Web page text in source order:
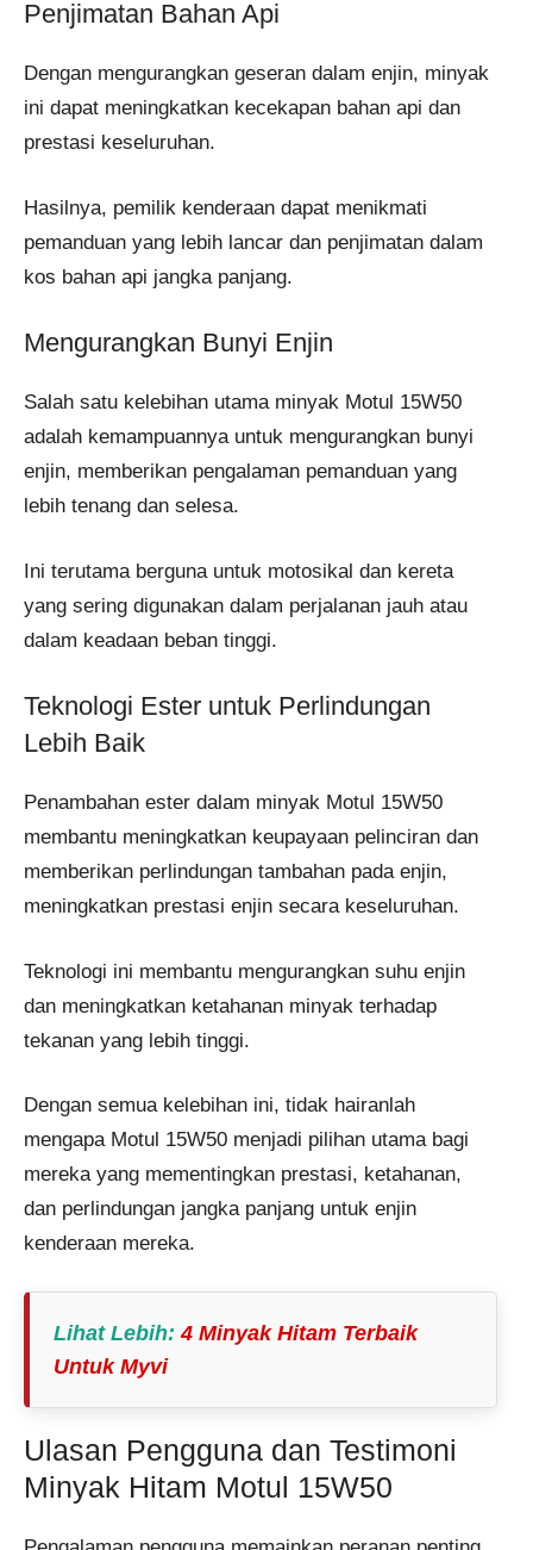
Penjimatan Bahan Api
Dengan mengurangkan geseran dalam enjin, minyak
ini dapat meningkatkan kecekapan bahan api dan
prestasi keseluruhan.
Hasilnya, pemilik kenderaan dapat menikmati
pemanduan yang lebih lancar dan penjimatan dalam
kos bahan api jangka panjang.
Mengurangkan Bunyi Enjin
Salah satu kelebihan utama minyak Motul 15W50
adalah kemampuannya untuk mengurangkan bunyi
enjin, memberikan pengalaman pemanduan yang
lebih tenang dan selesa.
Ini terutama berguna untuk motosikal dan kereta
yang sering digunakan dalam perjalanan jauh atau
dalam keadaan beban tinggi.
Teknologi Ester untuk Perlindungan
Lebih Baik
Penambahan ester dalam minyak Motul 15W50
membantu meningkatkan keupayaan pelinciran dan
memberikan perlindungan tambahan pada enjin,
meningkatkan prestasi enjin secara keseluruhan.
Teknologi ini membantu mengurangkan suhu enjin
dan meningkatkan ketahanan minyak terhadap
tekanan yang lebih tinggi.
Dengan semua kelebihan ini, tidak hairanlah
mengapa Motul 15W50 menjadi pilihan utama bagi
mereka yang mementingkan prestasi, ketahanan,
dan perlindungan jangka panjang untuk enjin
kenderaan mereka.
Lihat Lebih: 4 Minyak Hitam Terbaik
Untuk Myvi
Ulasan Pengguna dan Testimoni
Minyak Hitam Motul 15W50